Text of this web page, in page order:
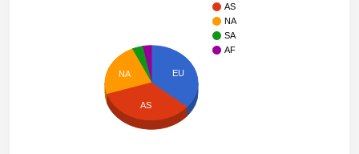
AS
NA
SA
AF
EU
NA
AS